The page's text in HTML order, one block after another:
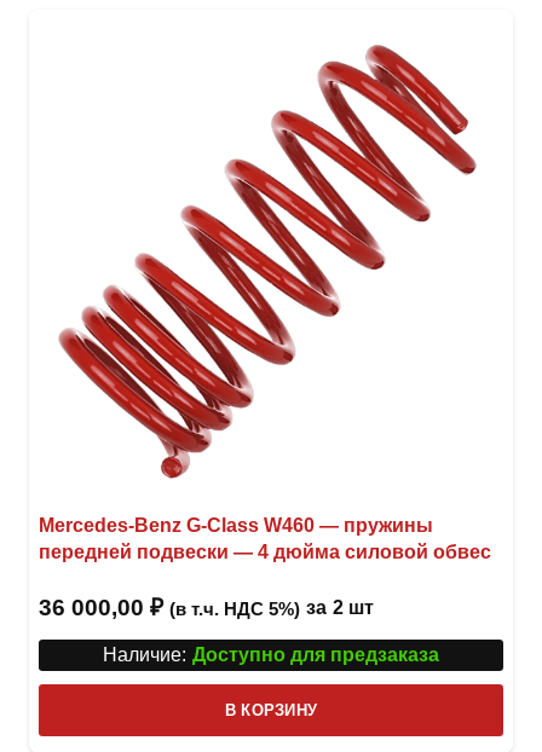
Mercedes-Benz G-Class W460 — пружины
передней подвески — 4 дюйма силовой обвес
36 000,00 ₽ (в т.ч. НДС 5%) за 2 шт
Наличие: Доступно для предзаказа
В КОРЗИНУ